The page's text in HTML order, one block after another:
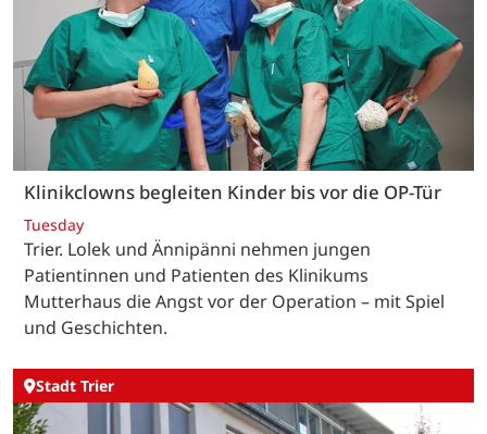
Klinikclowns begleiten Kinder bis vor die OP-Tür
Tuesday
Trier. Lolek und Ännipänni nehmen jungen
Patientinnen und Patienten des Klinikums
Mutterhaus die Angst vor der Operation – mit Spiel
und Geschichten.
Stadt Trier